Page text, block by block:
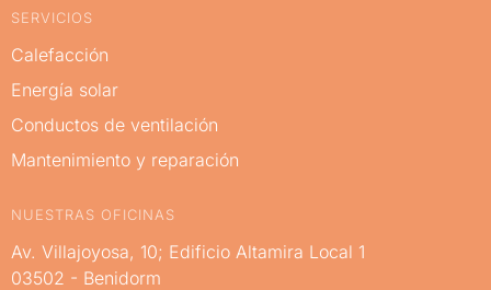
SERVICIOS
Calefacción
Energía solar
Conductos de ventilación
Mantenimiento y reparación
NUESTRAS OFICINAS
Av. Villajoyosa, 10; Edificio Altamira Local 1
03502 - Benidorm